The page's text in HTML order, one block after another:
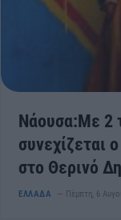
Νάουσα:Με 2
συνεχίζεται
στο Θερινό
ΕΛΛΑΔΑ Πέμπτη, 6